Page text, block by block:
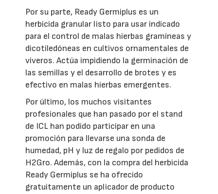
Por su parte, Ready Germiplus es un
herbicida granular listo para usar indicado
para el control de malas hierbas gramíneas y
dicotiledóneas en cultivos ornamentales de
viveros. Actúa impidiendo la germinación de
las semillas y el desarrollo de brotes y es
efectivo en malas hierbas emergentes.
Por último, los muchos visitantes
profesionales que han pasado por el stand
de ICL han podido participar en una
promoción para llevarse una sonda de
humedad, pH y luz de regalo por pedidos de
H2Gro. Además, con la compra del herbicida
Ready Germiplus se ha ofrecido
gratuitamente un aplicador de producto